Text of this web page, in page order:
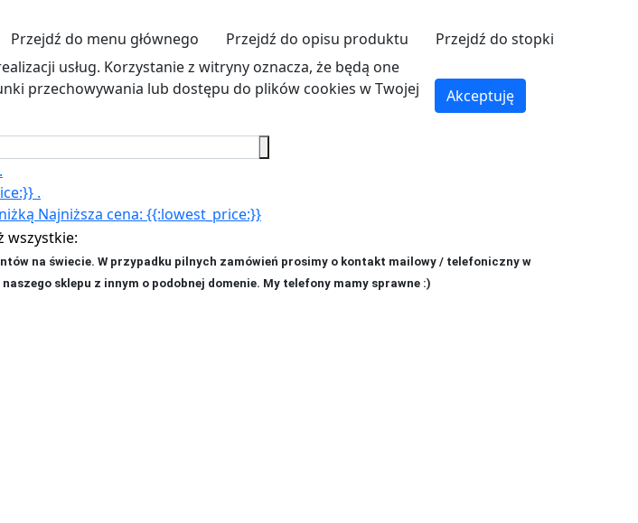
Przejdź do menu głównego Przejdź do opisu produktu
Przejdź do stopki
usług. Korzystanie z witryny oznacza, że będą one
przechowywania lub dostępu do plików cookies w Twojej
Akceptuję
.
.
Najniższa cena: {{:lowest_price:}}
wszystkie:
na świecie. W przypadku pilnych zamówień prosimy o kontakt mailowy / telefoniczny w
sklepu z innym o podobnej domenie. My telefony mamy sprawne :)